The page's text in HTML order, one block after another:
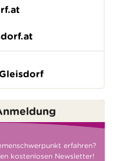
erfahren?
kostenlosen Newsletter!